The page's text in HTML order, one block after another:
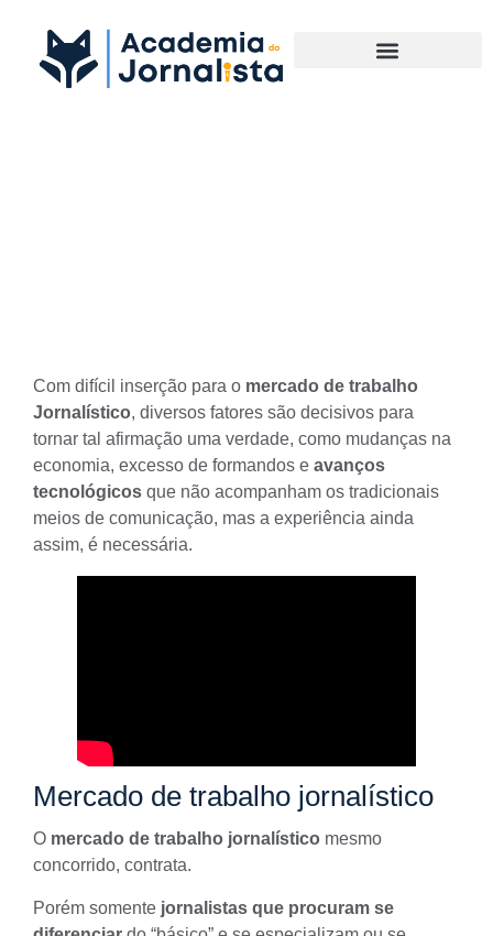
Com difícil inserção para o mercado de trabalho
Jornalístico, diversos fatores são decisivos para
tornar tal afirmação uma verdade, como mudanças na
economia, excesso de formandos e avanços
tecnológicos que não acompanham os tradicionais
meios de comunicação, mas a experiência ainda
assim, é necessária.
Mercado de trabalho jornalístico
O mercado de trabalho jornalístico mesmo
concorrido, contrata.
Porém somente jornalistas que procuram se